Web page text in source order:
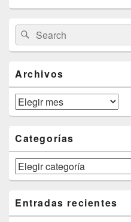
Primary
Sidebar
Widget
Area
Search
for:
Search
Archivos
Archivos
Categorías
Categorías
Entradas recientes